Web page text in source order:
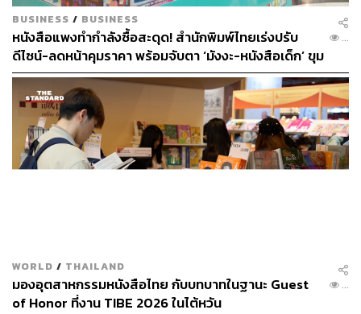
LOADING...
ABOUT THE AUTHOR
THE STANDARD WEALTH
สำนักข่าวเศรษฐกิจ ธุรกิจ และการลงทุน โดย
ทีมข่าว THE STANDARD
BUSINESS / BUSINESS
หนังสือแพงทำกำลังซื้อสะดุด! สำนักพิมพ์ไทยเร่งปรับ
ดีไซน์-ลดหน้าคุมราคา พร้อมจับตา ‘มังงะ-หนังสือเด็ก’ ขุม
กำลังหลักตลาดปี 2569
...
WORLD / THAILAND
มองอุตสาหกรรมหนังสือไทย กับบทบาทในฐานะ Guest
of Honor ที่งาน TIBE 2026 ในไต้หวัน
...